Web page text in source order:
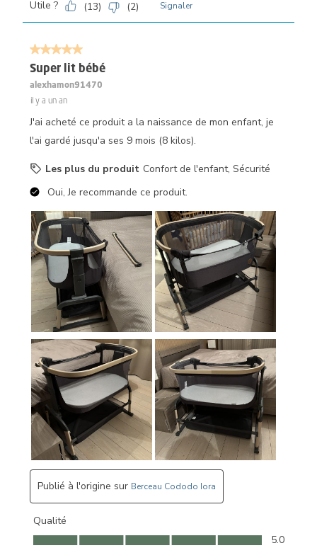
Utile ? (13) (2) Signaler
5 sur 5 étoiles.
Super lit bébé
alexhamon91470
il y a un an
J'ai acheté ce produit a la naissance de mon enfant, je
l'ai gardé jusqu'a ses 9 mois (8 kilos).
Les plus du produit Confort de l'enfant, Sécurité
Oui, Je recommande ce produit.
Publié à l'origine sur Berceau Cododo Iora
Qualité
Qualité, 5.0 sur 5
5.0